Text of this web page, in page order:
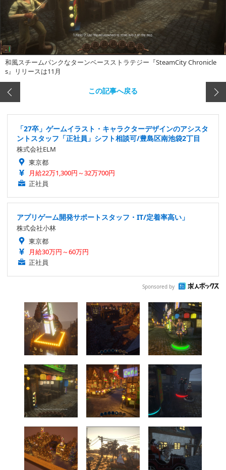
和風スチームパンクなターンベースストラテジー『SteamCity Chronicle
s』リリースは11月
この記事へ戻る
「27卒」ゲームイラスト・キャラクターデザインのアシスタ
ントスタッフ「正社員」シフト相談可/豊島区南池袋2丁目
株式会社ELM
東京都
月給22万1,300円～32万700円
正社員
アプリゲーム開発サポートスタッフ・IT/定着率高い」
株式会社小林
東京都
月給30万円～60万円
正社員
Sponsored by